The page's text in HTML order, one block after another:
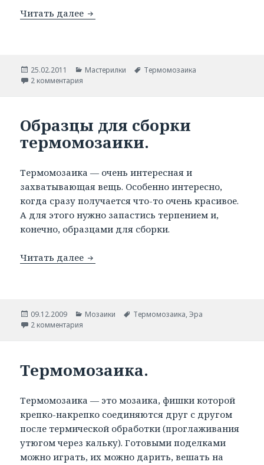
Читать далее История из жизни букв.
Опубликовано
25.02.2011 Рубрики
Мастерилки Метки
Термомозаика
2 комментария
Образцы для сборки
термомозаики.
Термомозаика — очень интересная и
захватывающая вещь. Особенно интересно,
когда сразу получается что-то очень красивое.
А для этого нужно запастись терпением и,
конечно, образцами для сборки.
Читать далее Образцы для сборки термомозаики.
Опубликовано
09.12.2009 Рубрики
Мозаики Метки
Термомозаика,Эра
2 комментария
Термомозаика.
Термомозаика — это мозаика, фишки которой
крепко-накрепко соединяются друг с другом
после термической обработки (проглаживания
утюгом через кальку). Готовыми поделками
можно играть, их можно дарить, вешать на